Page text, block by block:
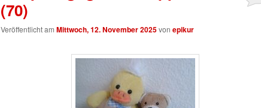
(70)
Veröffentlicht am Mittwoch, 12. November 2025von epikur